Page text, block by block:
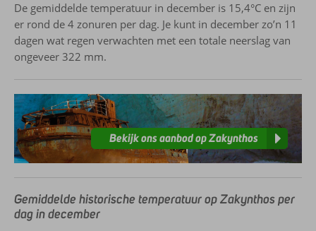
De gemiddelde temperatuur in december is 15,4°C en zijn
er rond de 4 zonuren per dag. Je kunt in december zo’n 11
dagen wat regen verwachten met een totale neerslag van
ongeveer 322 mm.
Bekijk ons aanbod op Zakynthos
Gemiddelde historische temperatuur op Zakynthos per
dag in december